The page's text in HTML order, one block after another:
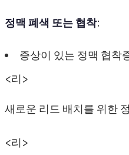
정맥 폐색 또는 협착:
증상이 있는 정맥 협착
<리>
새로운 리드 배치를 위한
<리>